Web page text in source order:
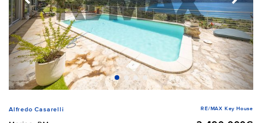
Alfredo Casarelli RE/MAX Key House